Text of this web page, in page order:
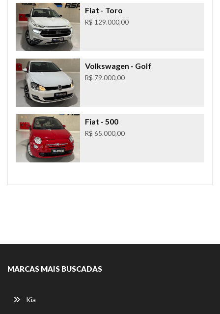
Fiat - Toro
R$ 129.000,00
Volkswagen - Golf
R$ 79.000,00
Fiat - 500
R$ 65.000,00
MARCAS MAIS BUSCADAS
Kia